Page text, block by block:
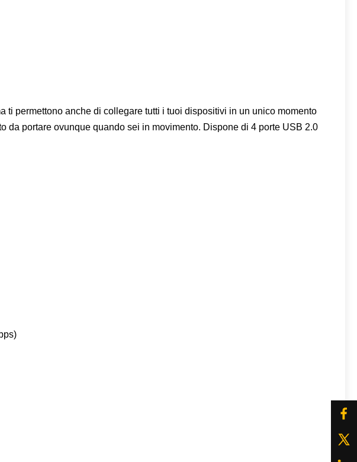
permettono anche di collegare tutti i tuoi dispositivi in un unico momento
portare ovunque quando sei in movimento. Dispone di 4 porte USB 2.0